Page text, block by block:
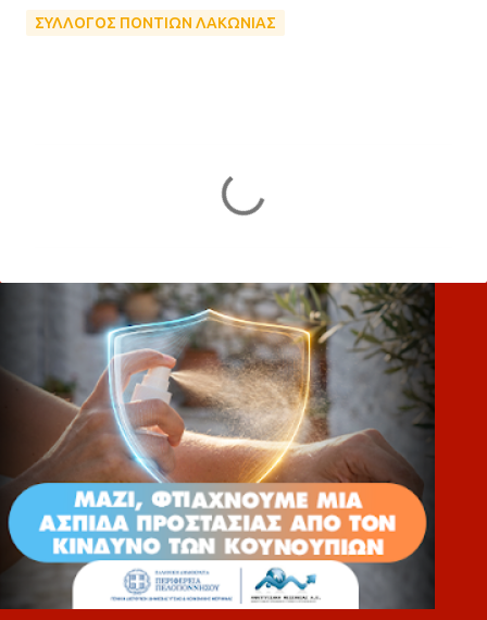
ΣΥΛΛΟΓΟΣ ΠΟΝΤΙΩΝ ΛΑΚΩΝΙΑΣ
λ